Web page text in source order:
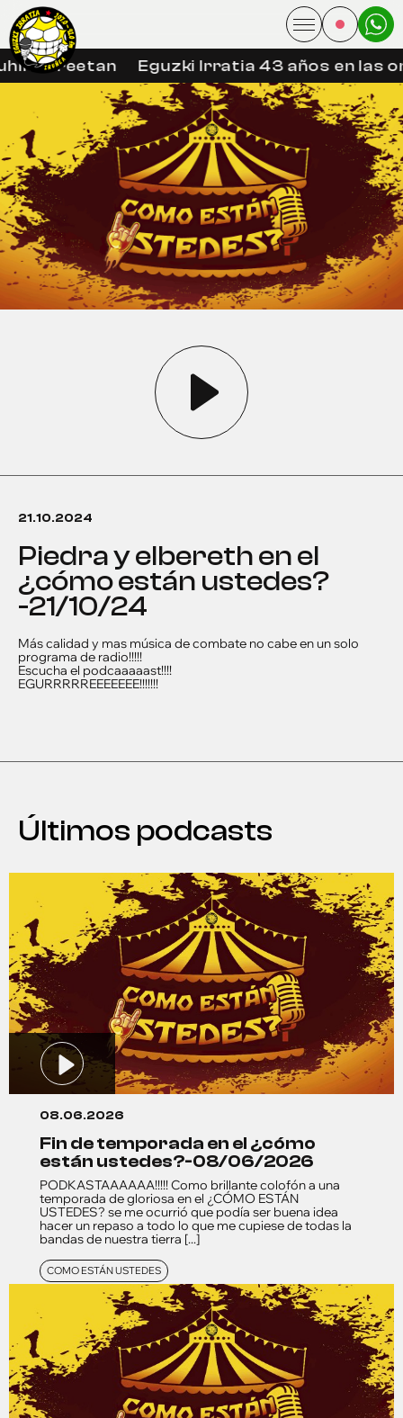
libreetan Eguzki Irratia 43 años en las
21.10.2024
piedra y elbereth en el
¿cómo están ustedes?
-21/10/24
Más calidad y mas música de combate no cabe en un solo
programa de radio!!!!!
Escucha el podcaaaaast!!!!
EGURRRRREEEEEEE!!!!!!!
Últimos podcasts
08.06.2026
fin de temporada en el ¿cómo
están ustedes?-08/06/2026
PODKASTAAAAAA!!!!! Como brillante colofón a una
temporada de gloriosa en el ¿CÓMO ESTÁN
USTEDES? se me ocurrió que podía ser buena idea
hacer un repaso a todo lo que me cupiese de todas la
bandas de nuestra tierra [...]
COMO ESTÁN USTEDES